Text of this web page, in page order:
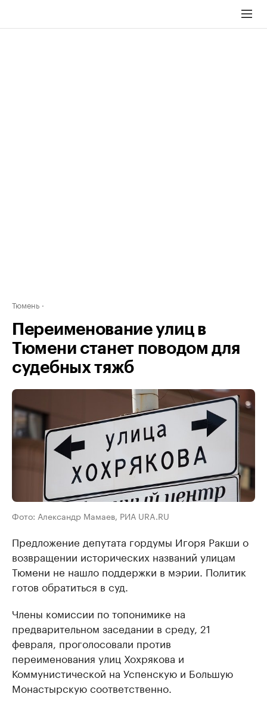
Тюмень
Переименование улиц в
Тюмени станет поводом для
судебных тяжб
Фото: Александр Мамаев, РИА URA.RU
Предложение депутата гордумы Игоря Ракши о
возвращении исторических названий улицам
Тюмени не нашло поддержки в мэрии. Политик
готов обратиться в суд.
Члены комиссии по топонимике на
предварительном заседании в среду, 21
февраля, проголосовали против
переименования улиц Хохрякова и
Коммунистической на Успенскую и Большую
Монастырскую соответственно.